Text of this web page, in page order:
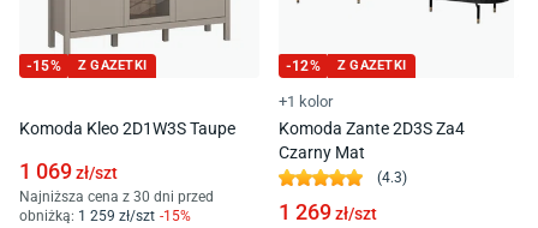
-15% Z GAZETKI
Komoda Kleo 2D1W3S Taupe
1 069zł/szt
Najniższa cena z 30 dni przed
obniżką: 1 259 zł/szt -15%
-12% Z GAZETKI
+1 kolor
Komoda Zante 2D3S Za4
Czarny Mat
(4.3)
1 269zł/szt